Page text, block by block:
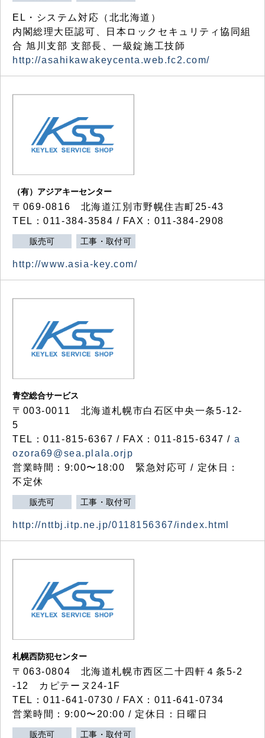
EL・システム対応（北北海道）
内閣総理大臣認可、日本ロックセキュリティ協同組
合 旭川支部 支部長、一級錠施工技師
http://asahikawakeycenta.web.fc2.com/
（有）アジアキーセンター
〒069-0816 北海道江別市野幌住吉町25-43
TEL：011-384-3584 / FAX：011-384-2908
販売可 工事・取付可
http://www.asia-key.com/
青空総合サービス
〒003-0011 北海道札幌市白石区中央一条5-12-
5
TEL：011-815-6367 / FAX：011-815-6347 / a
ozora69@sea.plala.orjp
営業時間：9:00〜18:00 緊急対応可 / 定休日：
不定休
販売可 工事・取付可
http://nttbj.itp.ne.jp/0118156367/index.html
札幌西防犯センター
〒063-0804 北海道札幌市西区二十四軒４条5-2
-12 カピテーヌ24-1F
TEL：011-641-0730 / FAX：011-641-0734
営業時間：9:00〜20:00 / 定休日：日曜日
販売可 工事・取付可